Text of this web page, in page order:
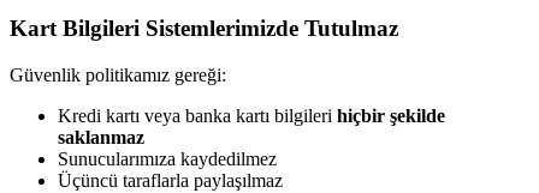
Kart Bilgileri Sistemlerimizde Tutulmaz
Güvenlik politikamız gereği:
Kredi kartı veya banka kartı bilgileri hiçbir şekilde
saklanmaz
Sunucularımıza kaydedilmez
Üçüncü taraflarla paylaşılmaz